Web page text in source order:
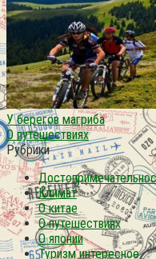
У берегов магриба
О путешествиях
Рубрики
Климат
О китае
О путешествиях
О японии
Туризм интересное